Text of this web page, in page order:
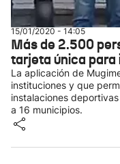
15/01/2020 - 14:05
Más de 2.500
tarjeta única
La aplicación de
instituciones y que
instalaciones
a 16 municipios.